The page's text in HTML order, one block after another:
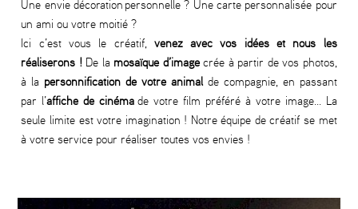
Une envie décoration personnelle ? Une carte personnalisée pour
un ami ou votre moitié ?
Ici c’est vous le créatif, venez avec vos idées et nous les
réaliserons ! De la mosaïque d’imagecrée à partir de vos photos,
à la personnification de votre animalde compagnie, en passant
par l’affiche de cinéma de votre film préféré à votre image... La
seule limite est votre imagination ! Notre équipe de créatif se met
à votre service pour réaliser toutes vos envies !